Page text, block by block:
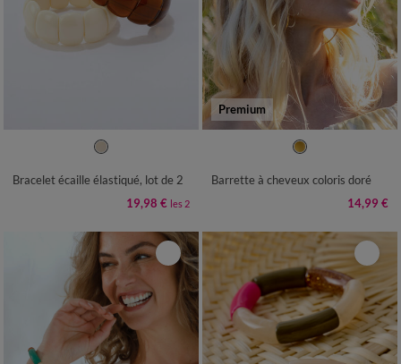
TU
Bracelet écaille élastiqué, lot de 2
19,98 € les 2
Premium
TU
Barrette à cheveux coloris doré
14,99 €